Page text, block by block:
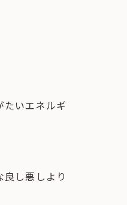
いエネルギ
し悪しより